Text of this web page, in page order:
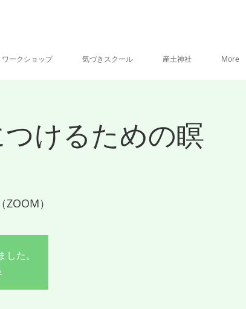
ワークショップ 気づきスクール 産土神社 More
けるための瞑
）
た。